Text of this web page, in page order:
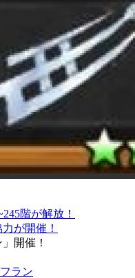
階が解放！
が開催！
開催！
フラン